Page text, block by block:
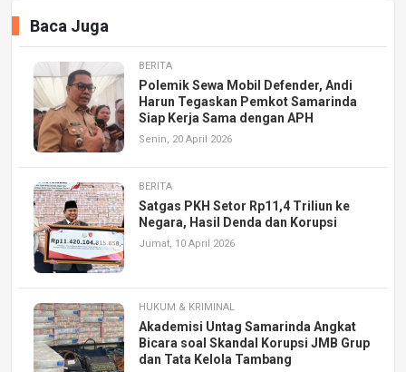
Baca Juga
BERITA
Polemik Sewa Mobil Defender, Andi
Harun Tegaskan Pemkot Samarinda
Siap Kerja Sama dengan APH
Senin, 20 April 2026
BERITA
Satgas PKH Setor Rp11,4 Triliun ke
Negara, Hasil Denda dan Korupsi
Jumat, 10 April 2026
HUKUM & KRIMINAL
Akademisi Untag Samarinda Angkat
Bicara soal Skandal Korupsi JMB Grup
dan Tata Kelola Tambang